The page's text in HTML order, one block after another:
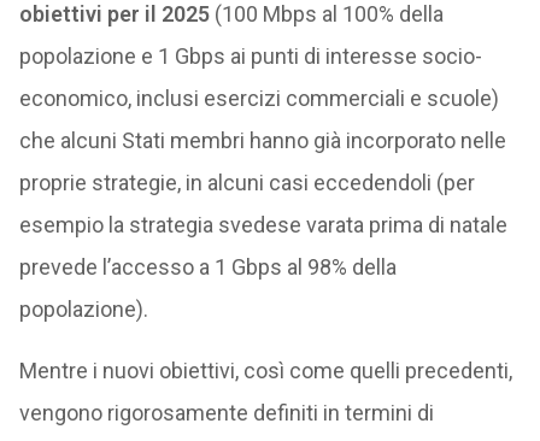
obiettivi per il 2025(100 Mbps al 100% della
popolazione e 1 Gbps ai punti di interesse socio-
economico, inclusi esercizi commerciali e scuole)
che alcuni Stati membri hanno già incorporato nelle
proprie strategie, in alcuni casi eccedendoli (per
esempio la strategia svedese varata prima di natale
prevede l’accesso a 1 Gbps al 98% della
popolazione).
Mentre i nuovi obiettivi, così come quelli precedenti,
vengono rigorosamente definiti in termini di